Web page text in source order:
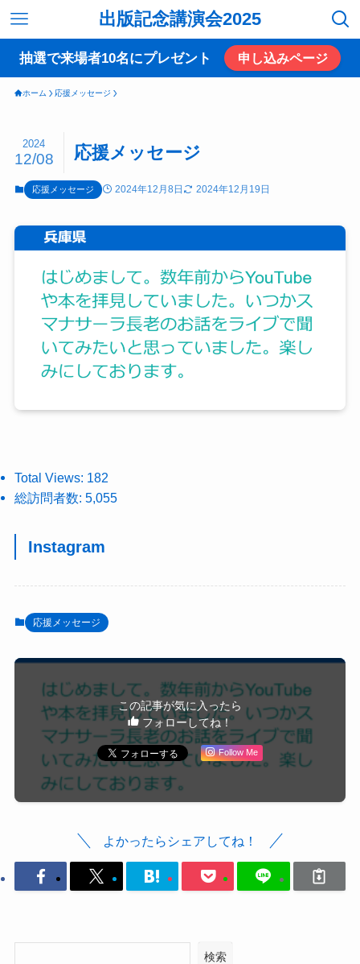
出版記念講演会2025
抽選で来場者10名にプレゼント 申し込みページ
ホーム 応援メッセージ
応援メッセージ
2024
12/08
応援メッセージ 2024年12月8日 2024年12月19日
Total Views: 182
総訪問者数: 5,055
Instagram
応援メッセージ
この記事が気に入ったら
フォローしてね！
Follow Me
よかったらシェアしてね！
検索